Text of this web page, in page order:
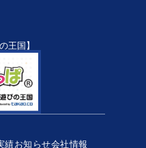
王国】
績お知らせ会社情報